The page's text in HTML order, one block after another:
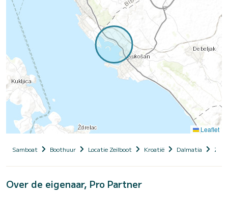
Leaflet
Samboat Boothuur Locatie Zeilboot Kroatië Dalmatia
Over de eigenaar, Pro Partner